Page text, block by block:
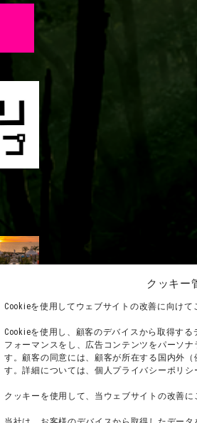
クッキー
Cookieを使用してウェブサイトの改善に向けて
Cookieを使用し、顧客のデバイスから取得す
フォーマンスをし、広告コンテンツをパーソ
す。顧客の同意には、顧客が所在する国内外
す。詳細については、個人プライバシーポリシ
クッキーを使用して、当ウェブサイトの改善に